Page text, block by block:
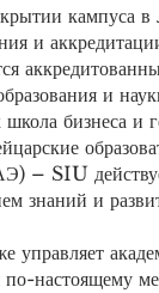
кампуса
и
и
бизнеса и
– SIU
и
управляет
настоящему